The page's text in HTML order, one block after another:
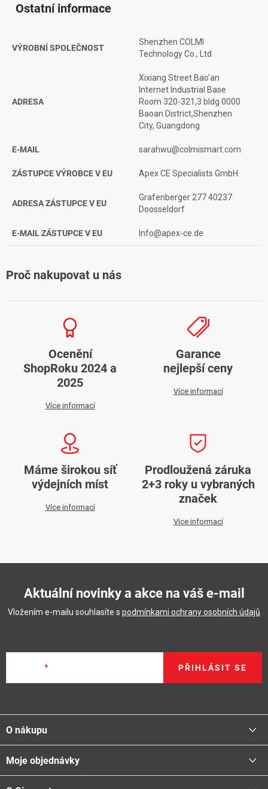
Ostatní informace
VÝROBNÍ SPOLEČNOST
Shenzhen COLMI
Technology Co., Ltd
ADRESA
Xixiang Street Bao'an
Internet Industrial Base
Room 320-321,3 bldg 0000
Baoan District,Shenzhen
City, Guangdong
E-MAIL sarahwu@colmismart.com
ZÁSTUPCE VÝROBCE V EU Apex CE Specialists GmbH
ADRESA ZÁSTUPCE V EU
Grafenberger 277 40237
Doosseldorf
E-MAIL ZÁSTUPCE V EU Info@apex-ce.de
Proč nakupovat u nás
Ocenění
ShopRoku 2024 a
2025
Více informací
Garance
nejlepší ceny
Více informací
Máme širokou síť
výdejních míst
Více informací
Prodloužená záruka
2+3 roky u vybraných
značek
Více informací
Aktuální novinky a akce na váš e-mail
Vložením e-mailu souhlasíte s podmínkami ochrany osobních údajů
PŘIHLÁSIT SE
á
p
a
O nákupu
Proč nakupovat u nás
Moje objednávky